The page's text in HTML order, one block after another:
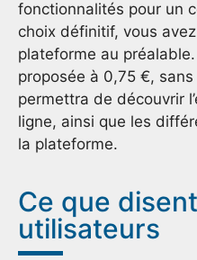
fonctionnalités pour un
choix définitif, vous
plateforme au préalable.
proposée à 0,75 €,
permettra de découvrir
ligne, ainsi que les
la plateforme.
Ce que
utilisateurs